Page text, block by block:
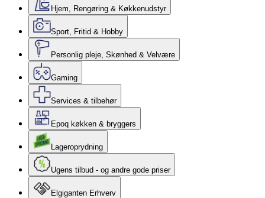
Hjem, Rengøring & Køkkenudstyr
Sport, Fritid & Hobby
Personlig pleje, Skønhed & Velvære
Gaming
Services & tilbehør
Epoq køkken & bryggers
Lageroprydning
Ugens tilbud - og andre gode priser
Elgiganten Erhverv